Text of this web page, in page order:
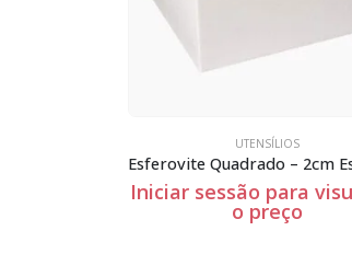
UTENSÍLIOS
Iniciar sessão para
o preço